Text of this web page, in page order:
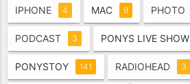
IPHONE 4 MAC 9 PHOTO
PODCAST 3 PONYS LIVE SHOW
PONYSTOY 141 RADIOHEAD 3